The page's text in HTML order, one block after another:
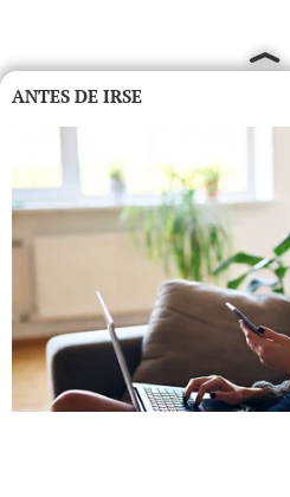
ANTES DE IRSE